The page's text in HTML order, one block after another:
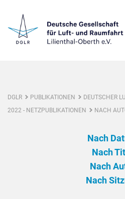
DGLR PUBLIKATIONEN
DEUTSCHER
2022 - NETZPUBLIKATIONEN
NACH
Nach
Nach
Nach
Nach